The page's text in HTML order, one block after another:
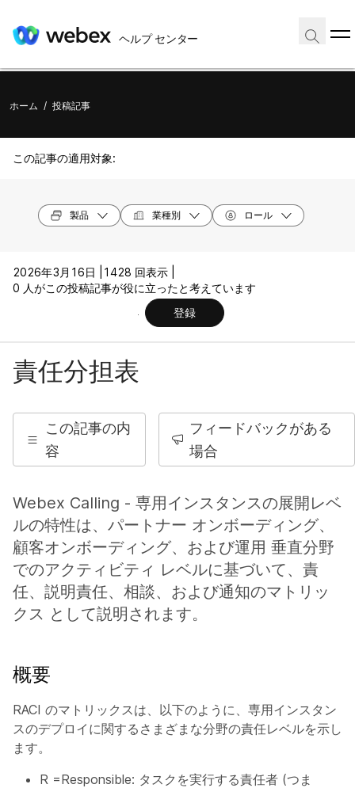
ヘルプ センター
ホーム / 投稿記事
この記事の適用対象:
製品 業種別 ロール
2026年3月16日 |
1428 回表示 |
0 人がこの投稿記事が役に立ったと考えています
登録
責任分担表
この記事の内
容
フィードバックがある
場合
Webex Calling - 専用インスタンスの展開レベ
ルの特性は、パートナー オンボーディング、
顧客オンボーディング、および運用 垂直分野
でのアクティビティ レベルに基づいて、責
任、説明責任、相談、および通知のマトリッ
クス として説明されます。
概要
RACI のマトリックスは、以下のように、専用インスタン
スのデプロイに関するさまざまな分野の責任レベルを示し
ます。
R =Responsible: タスクを実行する責任者 (つま